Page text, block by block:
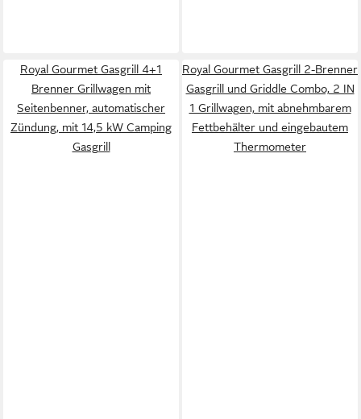
Royal Gourmet Gasgrill 4+1
Brenner Grillwagen mit
Seitenbenner, automatischer
Zündung, mit 14,5 kW Camping
Gasgrill
Royal Gourmet Gasgrill 2-Brenner
Gasgrill und Griddle Combo, 2 IN
1 Grillwagen, mit abnehmbarem
Fettbehälter und eingebautem
Thermometer